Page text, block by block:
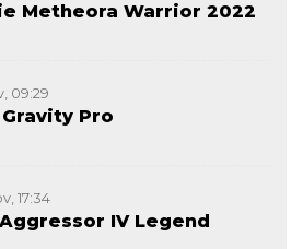
Metheora Warrior 2022
09:29
Pro
17:34
IV Legend